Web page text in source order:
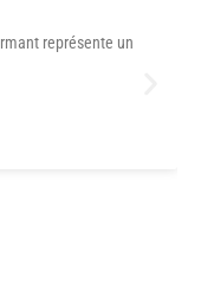
représente un